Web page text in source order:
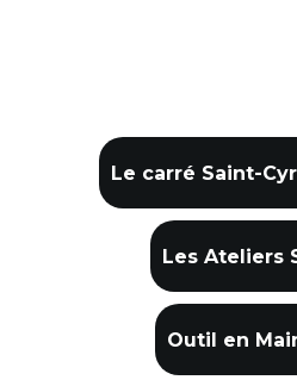
Le carré Saint-
Les Ateliers
Outil en